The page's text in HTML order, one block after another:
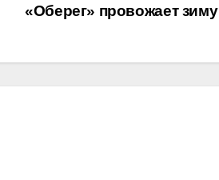
«Оберег» провожает зиму